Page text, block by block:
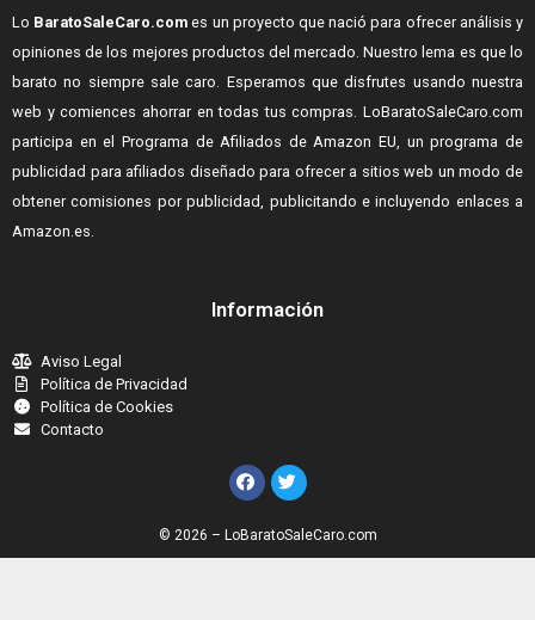
Lo BaratoSaleCaro.com es un proyecto que nació para ofrecer análisis y
opiniones de los mejores productos del mercado. Nuestro lema es que lo
barato no siempre sale caro. Esperamos que disfrutes usando nuestra
web y comiences ahorrar en todas tus compras. LoBaratoSaleCaro.com
participa en el Programa de Afiliados de Amazon EU, un programa de
publicidad para afiliados diseñado para ofrecer a sitios web un modo de
obtener comisiones por publicidad, publicitando e incluyendo enlaces a
Amazon.es.
Información
Aviso Legal
Política de Privacidad
Política de Cookies
Contacto
© 2026 – LoBaratoSaleCaro.com